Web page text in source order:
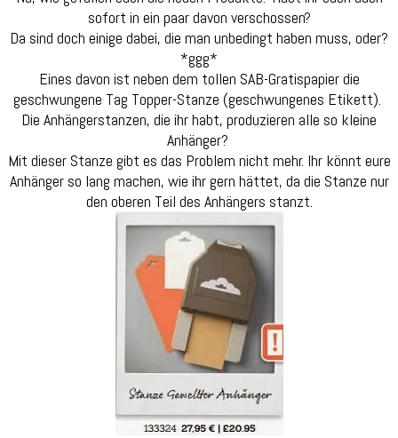
sofort in ein paar davon verschossen?
Da sind doch einige dabei, die man unbedingt haben muss, oder?
*ggg*
Eines davon ist neben dem tollen SAB-Gratispapier die
geschwungene Tag Topper-Stanze (geschwungenes Etikett).
Die Anhängerstanzen, die ihr habt, produzieren alle so kleine
Anhänger?
Mit dieser Stanze gibt es das Problem nicht mehr. Ihr könnt eure
Anhänger so lang machen, wie ihr gern hättet, da die Stanze nur
den oberen Teil des Anhängers stanzt.